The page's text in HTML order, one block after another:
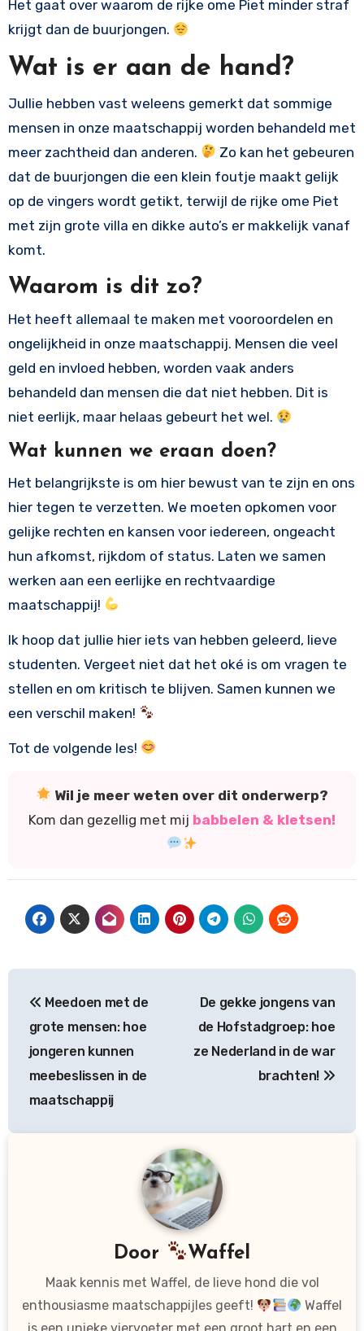
Het gaat over waarom de rijke ome Piet minder straf
krijgt dan de buurjongen.
Wat is er aan de hand?
Jullie hebben vast weleens gemerkt dat sommige
mensen in onze maatschappij worden behandeld met
meer zachtheid dan anderen.
Zo kan het gebeuren
dat de buurjongen die een klein foutje maakt gelijk
op de vingers wordt getikt, terwijl de rijke ome Piet
met zijn grote villa en dikke auto’s er makkelijk vanaf
komt.
Waarom is dit zo?
Het heeft allemaal te maken met vooroordelen en
ongelijkheid in onze maatschappij. Mensen die veel
geld en invloed hebben, worden vaak anders
behandeld dan mensen die dat niet hebben. Dit is
niet eerlijk, maar helaas gebeurt het wel.
Wat kunnen we eraan doen?
Het belangrijkste is om hier bewust van te zijn en ons
hier tegen te verzetten. We moeten opkomen voor
gelijke rechten en kansen voor iedereen, ongeacht
hun afkomst, rijkdom of status. Laten we samen
werken aan een eerlijke en rechtvaardige
maatschappij!
Ik hoop dat jullie hier iets van hebben geleerd, lieve
studenten. Vergeet niet dat het oké is om vragen te
stellen en om kritisch te blijven. Samen kunnen we
een verschil maken!
Tot de volgende les!
Wil je meer weten over dit onderwerp?
Kom dan gezellig met mij babbelen & kletsen!
navigatie
Meedoen met de
grote mensen: hoe
jongeren kunnen
meebeslissen in de
maatschappij
De gekke jongens van
de Hofstadgroep: hoe
ze Nederland in de war
brachten!
Door Waffel
Maak kennis met Waffel, de lieve hond die vol
enthousiasme maatschappijles geeft!
Waffel